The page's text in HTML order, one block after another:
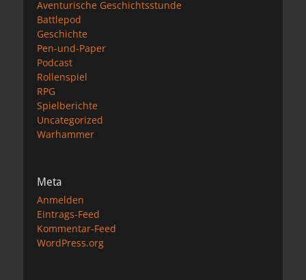
Aventurische Geschichtsstunde
Battlepod
Geschichte
Pen-und-Paper
Podcast
Rollenspiel
RPG
Spielberichte
Uncategorized
Warhammer
Meta
Anmelden
Eintrags-Feed
Kommentar-Feed
WordPress.org